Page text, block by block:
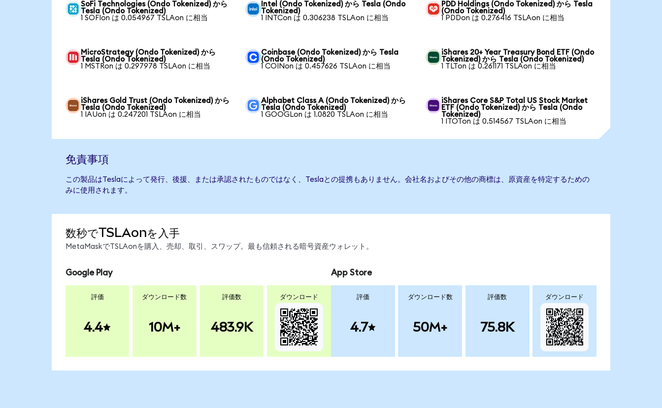
SoFi Technologies (Ondo Tokenized) から
Tesla (Ondo Tokenized)
1 SOFIon は 0.054967 TSLAon に相当
Intel (Ondo Tokenized) から Tesla (Ondo
Tokenized)
1 INTCon は 0.306238 TSLAon に相当
PDD Holdings (Ondo Tokenized) から Tesla
(Ondo Tokenized)
1 PDDon は 0.276416 TSLAon に相当
MicroStrategy (Ondo Tokenized) から
Tesla (Ondo Tokenized)
1 MSTRon は 0.297978 TSLAon に相当
Coinbase (Ondo Tokenized) から Tesla
(Ondo Tokenized)
1 COINon は 0.457626 TSLAon に相当
iShares 20+ Year Treasury Bond ETF (Ondo
Tokenized) から Tesla (Ondo Tokenized)
1 TLTon は 0.261171 TSLAon に相当
iShares Gold Trust (Ondo Tokenized) から
Tesla (Ondo Tokenized)
1 IAUon は 0.247201 TSLAon に相当
Alphabet Class A (Ondo Tokenized) から
Tesla (Ondo Tokenized)
1 GOOGLon は 1.0820 TSLAon に相当
iShares Core S&P Total US Stock Market
ETF (Ondo Tokenized) から Tesla (Ondo
Tokenized)
1 ITOTon は 0.514567 TSLAon に相当
免責事項
この製品はTeslaによって発行、後援、または承認されたものではなく、Teslaとの提携もありません。会社名およびその他の商標は、原資産を特定するための
みに使用されます。
数秒でTSLAonを入手
MetaMaskでTSLAonを購入、売却、取引、スワップ。最も信頼される暗号資産ウォレット。
Google Play
評価
4.4
ダウンロード数
10M+
評価数
483.9K
ダウンロード
App Store
評価
4.7
ダウンロード数
50M+
評価数
75.8K
ダウンロード